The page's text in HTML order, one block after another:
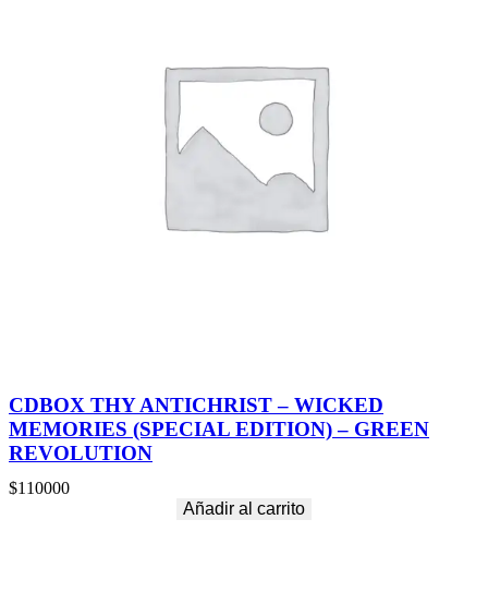
CDBOX THY ANTICHRIST – WICKED
MEMORIES (SPECIAL EDITION) – GREEN
REVOLUTION
$110000
Añadir al carrito